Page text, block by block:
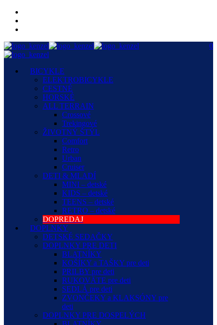
BICYKLE
ELEKTROBICYKLE
CESTNÉ
HORSKÉ
ALL TERRAIN
Crossové
Trekingové
ŽIVOTNÝ ŠTÝL
Comfort
Retro
Urban
Cruiser
DETI & MLADÍ
MINI – detské
KIDS – detské
TEENS – detské
RETRO – detské
DOPREDAJ
DOPLNKY
DETSKÉ SEDAČKY
DOPLNKY PRE DETI
BLATNÍKY
KOŠÍKY a TAŠKY pre deti
PRILBY pre deti
RUKOVÄTE pre deti
SEDLÁ pre deti
ZVONČEKY a KLAKSÓNY pre
deti
DOPLNKY PRE DOSPELÝCH
0